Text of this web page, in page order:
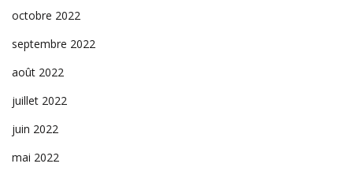
octobre 2022
septembre 2022
août 2022
juillet 2022
juin 2022
mai 2022